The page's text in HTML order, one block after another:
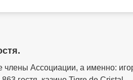
Ассоциации, а именно: